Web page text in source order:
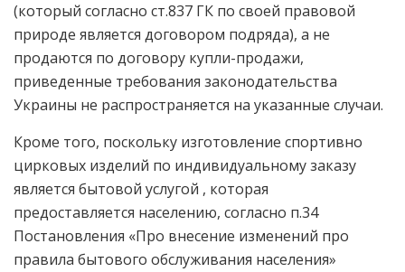
(который согласно ст.837 ГК по своей правовой
природе является договором подряда), а не
продаются по договору купли-продажи,
приведенные требования законодательства
Украины не распространяется на указанные случаи.
Кроме того, поскольку изготовление спортивно
цирковых изделий по индивидуальному заказу
является бытовой услугой , которая
предоставляется населению, согласно п.34
Постановления «Про внесение изменений про
правила бытового обслуживания населения»